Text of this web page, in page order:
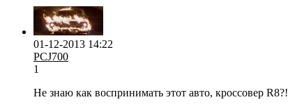
01-12-2013 14:22
PCJ700
1
Не знаю как воспринимать этот авто, кроссовер R8?!